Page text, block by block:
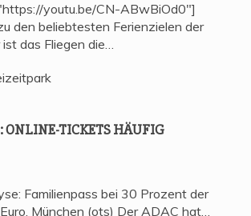
youtu.be/CN-ABwBiOd0"]
den beliebtesten Ferienzielen der
das Fliegen die…
ONLINE-TICKETS HÄU­FIG
Familienpass bei 30 Prozent der
München (ots) Der ADAC hat…